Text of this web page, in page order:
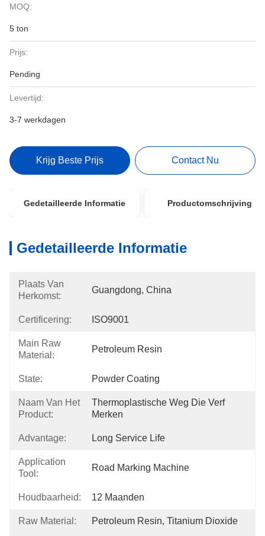
MOQ:
5 ton
Prijs:
Pending
Levertijd:
3-7 werkdagen
Krijg Beste Prijs Contact Nu
Gedetailleerde Informatie Productomschrijving
Gedetailleerde Informatie
Plaats Van
Herkomst:
Guangdong, China
Certificering: ISO9001
Main Raw
Material:
Petroleum Resin
State: Powder Coating
Naam Van Het
Product:
Thermoplastische Weg Die Verf
Merken
Advantage: Long Service Life
Application
Tool:
Road Marking Machine
Houdbaarheid: 12 Maanden
Raw Material: Petroleum Resin, Titanium Dioxide